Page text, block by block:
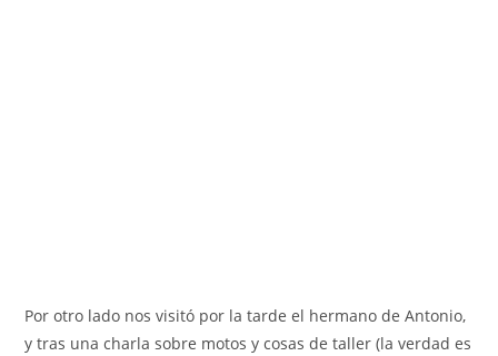
Por otro lado nos visitó por la tarde el hermano de Antonio,
y tras una charla sobre motos y cosas de taller (la verdad es